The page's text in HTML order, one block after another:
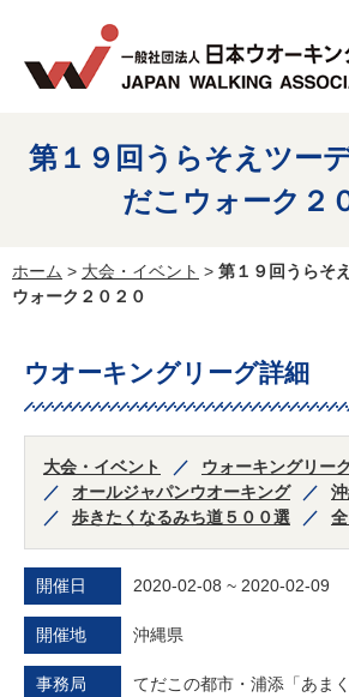
第１９回うらそえツー
だこウォーク２
ホーム > 大会・イベント > 第１９回うらそ
ウォーク２０２０
ウオーキングリーグ詳細
大会・イベント
ウォーキングリー
オールジャパンウオーキング
歩きたくなるみち道５００選
開催日 2020-02-08 ~ 2020-02-09
開催地 沖縄県
事務局
てだこの都市・浦添「あま